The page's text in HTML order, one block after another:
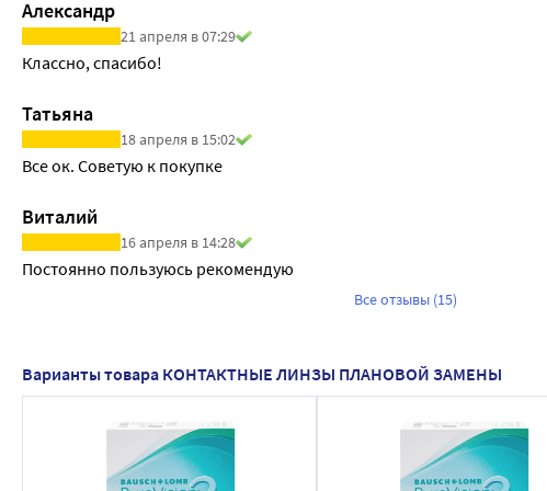
УФ-фильтр (Защита от ультрафиолета) : нет
Дизайн: асферический
Оптическая сила, дптр(D): от +6,00 до −6,0 (шаг 0,25D); от −6,5 до
Метод изготовления: литьё
Группа FDA: пятая
В упаковке - 6 линз (на 3 месяца ношения).
Когда Вы начнете пользоваться контактной коррекцией, Ваши
четырех недель.
За это время происходит адаптация глаз к «инородному» телу,
В первые дни не стоит носить линзы с утра до вечера: постепенно
Ни в коем случае не следует оставлять линзы на ночь.
-Боль в глазу, покраснение глаза, снижение остроты зрения.
-Чувство жжения, зуд, дискомфорт.
-Необычные или более обильные выделения из глаз,
-Появление светобоязни, сухость глаз.
Александр
21 апреля в 07:29
Классно, спасибо!
Татьяна
18 апреля в 15:02
Все ок. Советую к покупке
Виталий
16 апреля в 14:28
Постоянно пользуюсь рекомендую
Все отзывы (15)
Варианты товара КОНТАКТНЫЕ ЛИНЗЫ ПЛАНОВОЙ ЗАМЕНЫ